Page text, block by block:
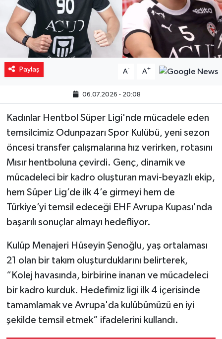
Paylaş A- A+
06.07.2026 - 20:08
Kadınlar Hentbol Süper Ligi'nde mücadele eden
temsilcimiz Odunpazarı Spor Kulübü, yeni sezon
öncesi transfer çalışmalarına hız verirken, rotasını
Mısır hentboluna çevirdi. Genç, dinamik ve
mücadeleci bir kadro oluşturan mavi-beyazlı ekip,
hem Süper Lig’de ilk 4’e girmeyi hem de
Türkiye’yi temsil edeceği EHF Avrupa Kupası'nda
başarılı sonuçlar almayı hedefliyor.
Kulüp Menajeri Hüseyin Şenoğlu, yaş ortalaması
21 olan bir takım oluşturduklarını belirterek,
“Kolej havasında, birbirine inanan ve mücadeleci
bir kadro kurduk. Hedefimiz ligi ilk 4 içerisinde
tamamlamak ve Avrupa'da kulübümüzü en iyi
şekilde temsil etmek” ifadelerini kullandı.